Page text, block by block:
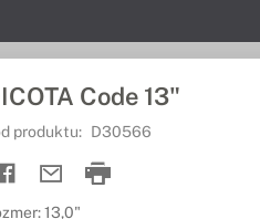
Code 13"
produktu: D30566
13,0"